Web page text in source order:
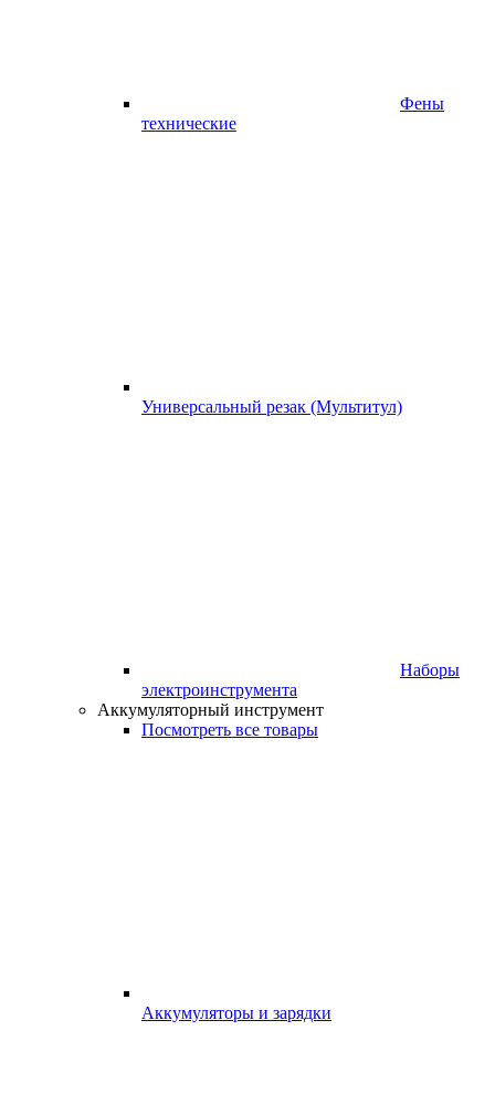
Фены
технические
Универсальный резак (Мультитул)
Наборы
электроинструмента
Аккумуляторный инструмент
Посмотреть все товары
Аккумуляторы и зарядки